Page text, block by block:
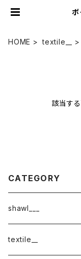
HOME textile__
該当す
CATEGORY
shawl___
cotton
textile__